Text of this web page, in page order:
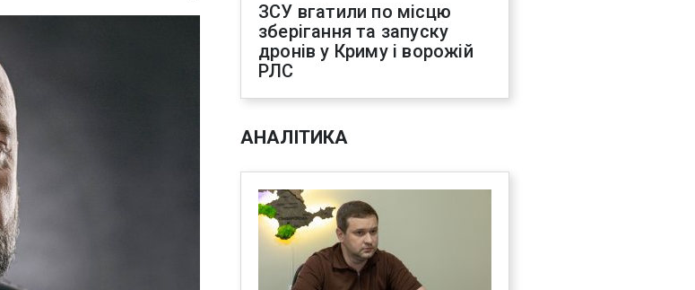
ЗСУ вгатили по місцю
зберігання та запуску
дронів у Криму і ворожій
РЛС
АНАЛІТИКА